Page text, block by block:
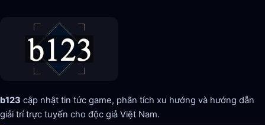
b123 cập nhật tin tức game, phân tích xu hướng và hướng dẫn
giải trí trực tuyến cho độc giả Việt Nam.